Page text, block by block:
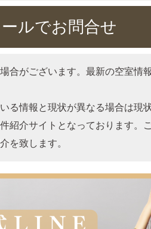
ールでお問合せ
合がございます。最新の空室情
る情報と現状が異なる場合は現
紹介サイトとなっております。
を致します。